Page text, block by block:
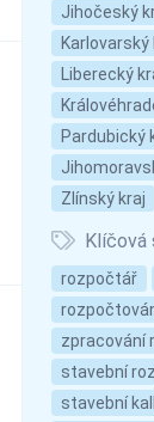
Jihočeský
Karlovarský
Liberecký
Pardubický
Zlínský kraj
Klíčová
rozpočtář
zpracování
stavební
stavební